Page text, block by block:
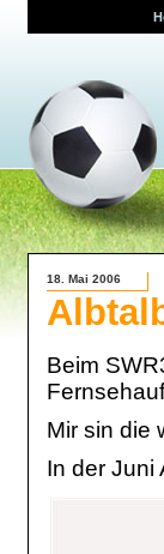
18. Mai 2006
Beim
Mir sin die
In der Juni